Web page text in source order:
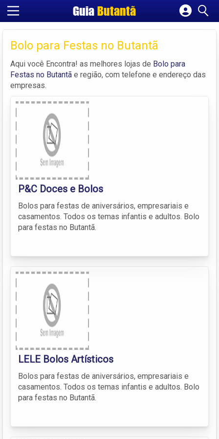
GuiaButantã
Cadastrar empresa
Criar conta
Bolo para Festas no Butantã
Aqui você Encontra! as melhores lojas de Bolo para
Festas no Butantã e região, com telefone e endereço das
empresas.
P&C Doces e Bolos
Bolos para festas de aniversários, empresariais e
casamentos. Todos os temas infantis e adultos. Bolo
para festas no Butantã.
LELE Bolos Artísticos
Bolos para festas de aniversários, empresariais e
casamentos. Todos os temas infantis e adultos. Bolo
para festas no Butantã.